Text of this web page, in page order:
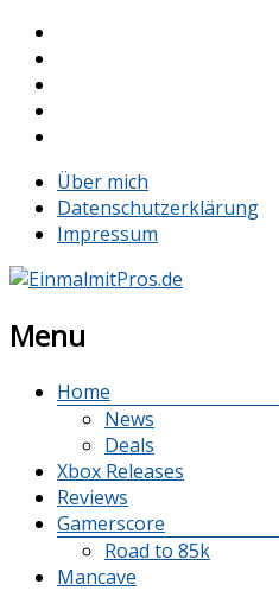
Über mich
Datenschutzerklärung
Impressum
Menu
Home
News
Deals
Xbox Releases
Reviews
Gamerscore
Road to 85k
Mancave